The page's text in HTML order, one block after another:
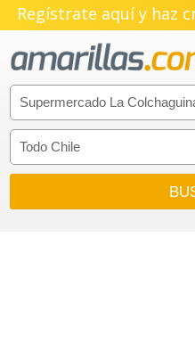
Regístrate aquí y haz